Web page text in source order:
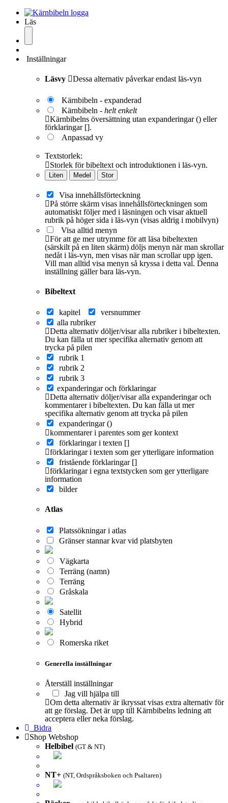
Läs
Inställningar
Läsvy Dessa alternativ påverkar endast läs-vyn
Kärnbibeln - expanderad
Kärnbibeln - helt enkelt
Kärnbibelns översättning utan expanderingar () eller
förklaringar [].
Anpassad vy
Textstorlek:
Storlek för bibeltext och introduktionen i läs-vyn.
Liten Medel Stor
Visa innehållsförteckning
På större skärm visas innehållsförteckningen som
automatiskt följer med i läsningen och visar aktuell
rubrik på höger sida i läs-vyn (visas aldrig i mobilvyn)
Visa alltid menyn
För att ge mer utrymme för att läsa bibeltexten
(särskilt på en liten skärm) döljs menyn när man skrollar
nedåt i läs-vyn, men visas när man scrollar upp igen.
Vill man alltid visa menyn så kryssa i detta val. Denna
inställning gäller bara läs-vyn.
Bibeltext
kapitel
versnummer
alla rubriker
Detta alternativ döljer/visar alla rubriker i bibeltexten.
Du kan fälla ut mer specifika alternativ genom att
trycka på pilen
rubrik 1
rubrik 2
rubrik 3
expanderingar och förklaringar
Detta alternativ döljer/visar alla expanderingar och
kommentarer i bibeltexten. Du kan fälla ut mer
specifika alternativ genom att trycka på pilen
expanderingar ()
kommentarer i parentes som ger kontext
förklaringar i texten []
förklaringar i texten som ger ytterligare information
fristående förklaringar []
förklaringar i egna textstycken som ger ytterligare
information
bilder
Atlas
Platssökningar i atlas
Gränser stannar kvar vid platsbyten
Vägkarta
Terräng (namn)
Terräng
Gråskala
Satellit
Hybrid
Romerska riket
Generella inställningar
Återställ inställningar
Jag vill hjälpa till
Om detta alternativ är ikryssat visas extra alternativ för
att ge förslag. Det är upp till Kärnbibelns ledning att
acceptera eller neka förslag.
Bidra
Shop Webshop
Helbibel (GT & NT)
NT+ (NT, Ordspråksboken och Psaltaren)